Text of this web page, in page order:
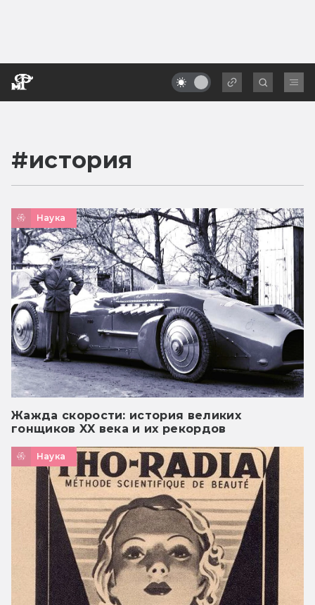
#история
Наука
Жажда скорости: история великих
гонщиков XX века и их рекордов
Наука